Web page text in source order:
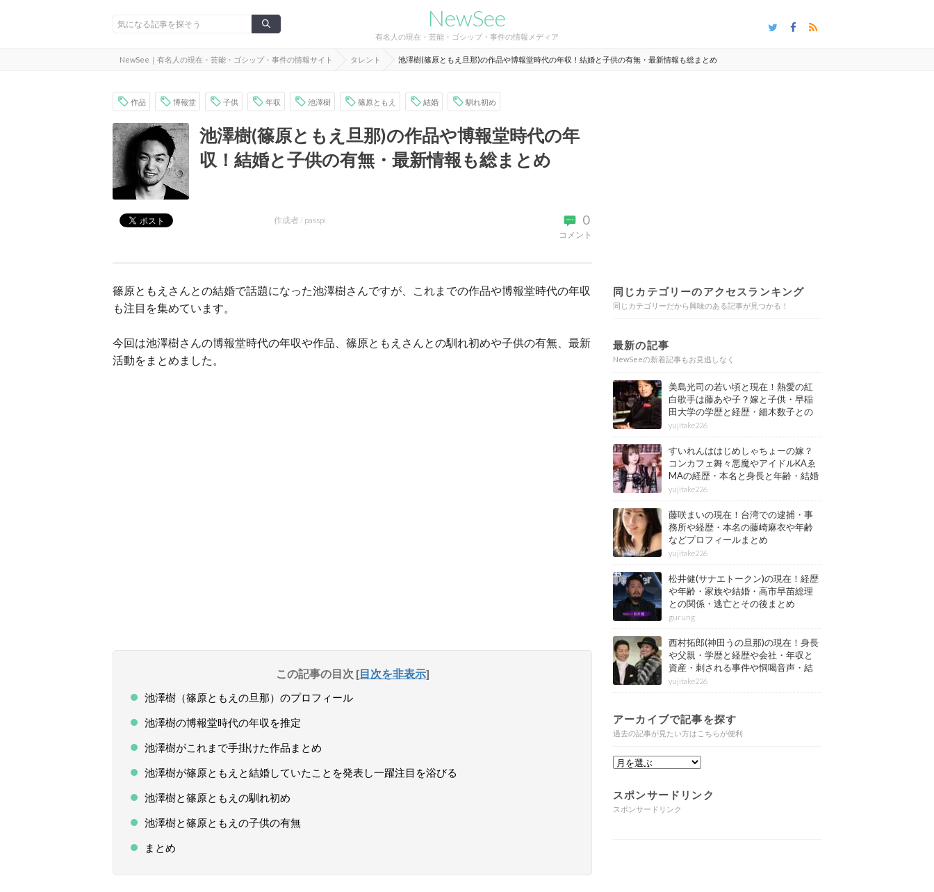
NewSee
有名人の現在・芸能・ゴシップ・事件の情報メディア
NewSee｜有名人の現在・芸能・ゴシップ・事件の情報サイト タレント 池澤樹(篠原ともえ旦那)の作品や博報堂時代の年収！結婚と子供の有無・最新情報も総まとめ
作品 博報堂 子供 年収 池澤樹 篠原ともえ 結婚 馴れ初め
池澤樹(篠原ともえ旦那)の作品や博報堂時代の年
収！結婚と子供の有無・最新情報も総まとめ
0
コメント
作成者 / passpi
篠原ともえさんとの結婚で話題になった池澤樹さんですが、これまでの作品や博報堂時代の年収
も注目を集めています。
今回は池澤樹さんの博報堂時代の年収や作品、篠原ともえさんとの馴れ初めや子供の有無、最新
活動をまとめました。
この記事の目次 [目次を非表示]
池澤樹（篠原ともえの旦那）のプロフィール
池澤樹の博報堂時代の年収を推定
池澤樹がこれまで手掛けた作品まとめ
池澤樹が篠原ともえと結婚していたことを発表し一躍注目を浴びる
池澤樹と篠原ともえの馴れ初め
池澤樹と篠原ともえの子供の有無
まとめ
同じカテゴリーのアクセスランキング
同じカテゴリーだから興味のある記事が見つかる！
最新の記事
NewSeeの新着記事もお見逃しなく
美島光司の若い頃と現在！熱愛の紅
白歌手は藤あや子？嫁と子供・早稲
田大学の学歴と経歴・細木数子との
確執もまとめ
yujitake226
すいれんははじめしゃちょーの嫁？
コンカフェ舞々悪魔やアイドルKAゑ
MAの経歴・本名と身長と年齢・結婚
情報もまとめ
yujitake226
藤咲まいの現在！台湾での逮捕・事
務所や経歴・本名の藤崎麻衣や年齢
などプロフィールまとめ
yujitake226
松井健(サナエトークン)の現在！経歴
や年齢・家族や結婚・高市早苗総理
との関係・逃亡とその後まとめ
gurung
西村拓郎(神田うの旦那)の現在！身長
や父親・学歴と経歴や会社・年収と
資産・刺される事件や恫喝音声・結
婚と子供や自宅・脳梗塞の病気もま
とめ
yujitake226
アーカイブで記事を探す
過去の記事が見たい方はこちらが便利
スポンサードリンク
スポンサードリンク